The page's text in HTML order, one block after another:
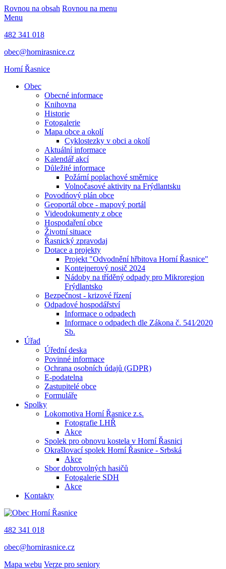
Rovnou na obsah Rovnou na menu
Menu
482 341 018
obec@hornirasnice.cz
Horní Řasnice
Obec
Obecné informace
Knihovna
Historie
Fotogalerie
Mapa obce a okolí
Cyklostezky v obci a okolí
Aktuální informace
Kalendář akcí
Důležité informace
Požární poplachové směrnice
Volnočasové aktivity na Frýdlantsku
Povodńový plán obce
Geoportál obce - mapový portál
Videodokumenty z obce
Hospodaření obce
Životní situace
Řasnický zpravodaj
Dotace a projekty
Projekt "Odvodnění hřbitova Horní Řasnice"
Kontejnerový nosič 2024
Nádoby na tříděný odpady pro Mikroregion
Frýdlantsko
Bezpečnost - krizové řízení
Odpadové hospodářství
Informace o odpadech
Informace o odpadech dle Zákona č. 541⁄2020
Sb.
Úřad
Úřední deska
Povinné informace
Ochrana osobních údajů (GDPR)
E-podatelna
Zastupitelé obce
Formuláře
Spolky
Lokomotiva Horní Řasnice z.s.
Fotografie LHŘ
Akce
Spolek pro obnovu kostela v Horní Řasnici
Okrašlovací spolek Horní Řasnice - Srbská
Akce
Sbor dobrovolných hasičů
Fotogalerie SDH
Akce
Kontakty
482 341 018
obec@hornirasnice.cz
Mapa webu Verze pro seniory